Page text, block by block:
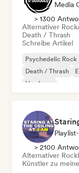
Media
> 1300
Alternativer Rock
Death / Thrash
Schreibe Artikel
Psychedelic Rock
Death / Thrash
Hardcore
> 2100
Alternativer Rock
Künstler zu